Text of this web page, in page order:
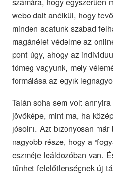
weboldalt anélkül, hogy
minden adatunk szabad
magánélet védelme az
pont úgy, ahogy az
tömeg vagyunk, mely
formálása az egyik
Talán soha sem volt
jövőképe, mint ma, ha
jósolni. Azt bizonyosan
nagyobb része, hogy a
eszméje leáldozóban van.
tűnhet felelőtlenségnek új